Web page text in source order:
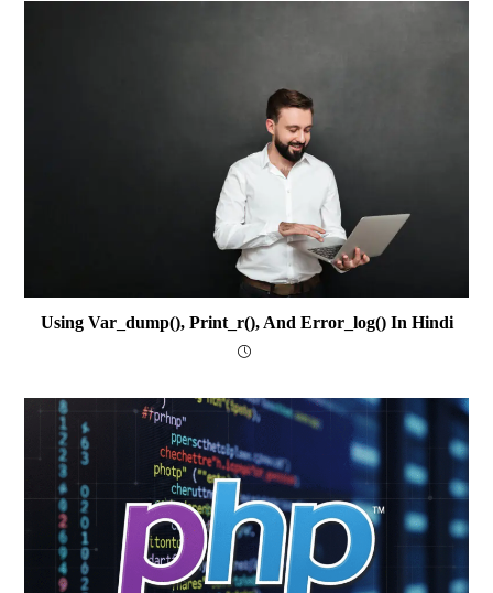
Using Var_dump(), Print_r(), And Error_log() In Hindi